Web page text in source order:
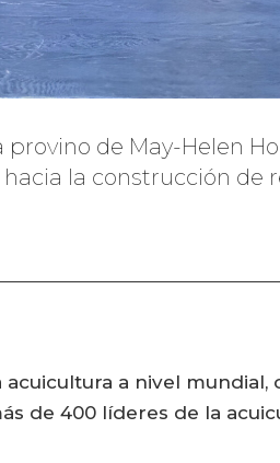
de May-Helen
la construcción de
a nivel
de 400 líderes de la